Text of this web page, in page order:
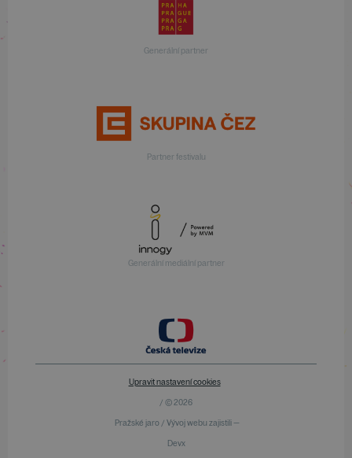
Generální partner
Partner festivalu
Generální mediální partner
Upravit nastavení cookies
/ © 2026
Pražské jaro / Vývoj webu zajistili —
Devx